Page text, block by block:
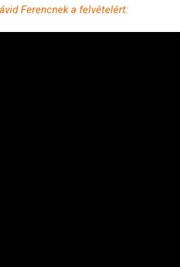
Ferencnek a felvételért: